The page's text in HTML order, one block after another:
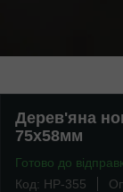
Дерев'яна
75х58мм
Готово до
Код: HP-355